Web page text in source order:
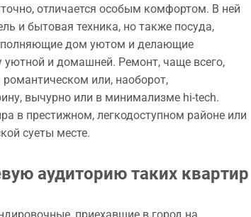
отличается особым комфортом. В ней
и бытовая техника, но также посуда,
дом уютом и делающие
уютной и домашней. Ремонт, чаще всего,
или, наоборот,
вычурно или в минимализме hi-tech.
в престижном, легкодоступном районе или
суеты месте.
аудиторию таких квартир